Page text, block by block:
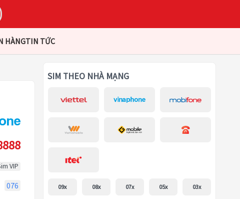
HÀNGTIN TỨC
VIP
076
SIM THEO NHÀ MẠNG
09x 08x 07x 05x 03x